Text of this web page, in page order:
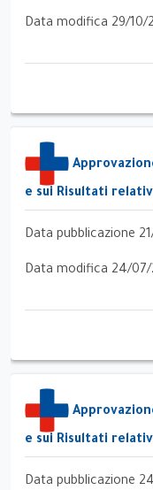
Data modifica 29/10/
e sui Risultati
Data pubblicazione
Data modifica 24/07/
e sui Risultati
Data pubblicazione